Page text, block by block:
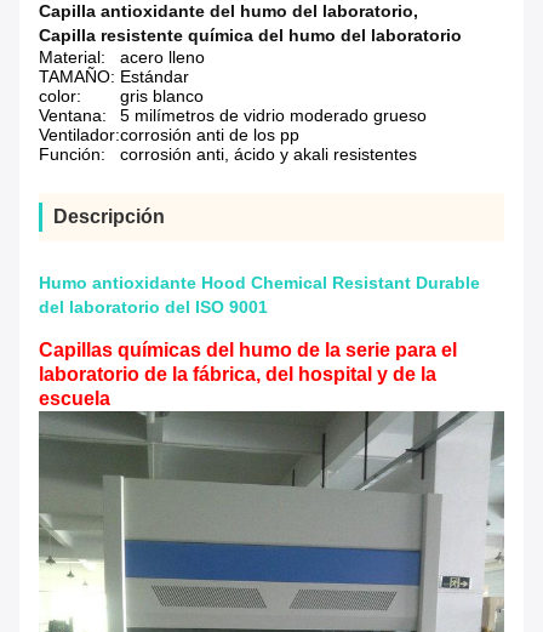
Capilla antioxidante del humo del laboratorio,
Capilla resistente química del humo del laboratorio
Material:
acero lleno
TAMAÑO: Estándar
color:
gris blanco
Ventana:
5 milímetros de vidrio moderado grueso
Ventilador:corrosión anti de los pp
Función:
corrosión anti, ácido y akali resistentes
Descripción
Humo antioxidante Hood Chemical Resistant Durable
del laboratorio del ISO 9001
Capillas químicas del humo de la serie para el
laboratorio de la fábrica, del hospital y de la
escuela